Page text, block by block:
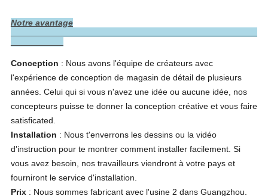
Notre avantage
Conception : Nous avons l'équipe de créateurs avec
l'expérience de conception de magasin de détail de plusieurs
années. Celui qui si vous n'avez une idée ou aucune idée, nos
concepteurs puisse te donner la conception créative et vous faire
satisficated.
Installation : Nous t'enverrons les dessins ou la vidéo
d'instruction pour te montrer comment installer facilement. Si
vous avez besoin, nos travailleurs viendront à votre pays et
fourniront le service d'installation.
Prix : Nous sommes fabricant avec l'usine 2 dans Guangzhou.